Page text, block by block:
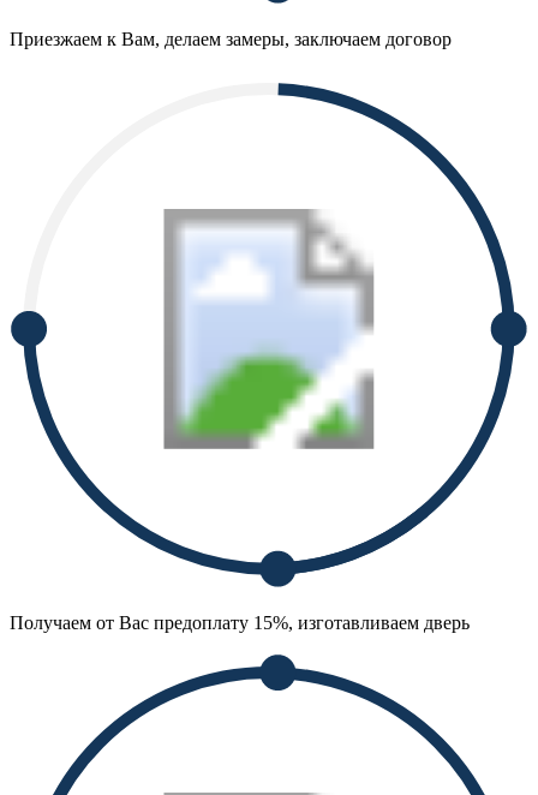
Приезжаем к Вам, делаем замеры, заключаем договор
Получаем от Вас предоплату 15%, изготавливаем дверь